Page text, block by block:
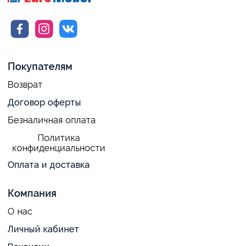
Покупателям
Возврат
Договор оферты
Безналичная оплата
Политика
конфиденциальности
Оплата и доставка
Компания
О нас
Личный кабинет